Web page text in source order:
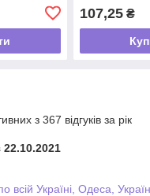
107,25₴
з 367 відгуків за рік
всій Україні, Одеса,